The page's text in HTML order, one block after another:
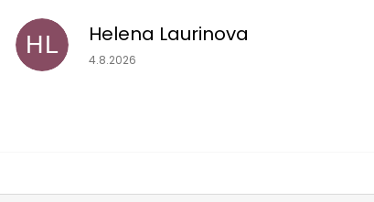
HL Helena Laurinova
Hodnocení obchodu je 5 z 5 hvězdiček.
4.8.2026